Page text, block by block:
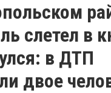
слетел в
в ДТП
двое